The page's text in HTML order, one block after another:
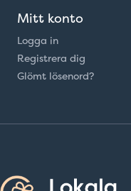
Mitt konto
Logga in
Registrera dig
Glömt lösenord?